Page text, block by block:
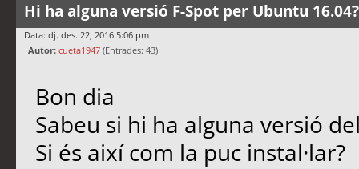
Hi ha alguna versió F-Spot per Ubuntu 16.04?
Data: dj. des. 22, 2016 5:06 pm
Autor: cueta1947 (Entrades: 43)
Bon dia
Sabeu si hi ha alguna versió
Si és així com la puc instal·lar?